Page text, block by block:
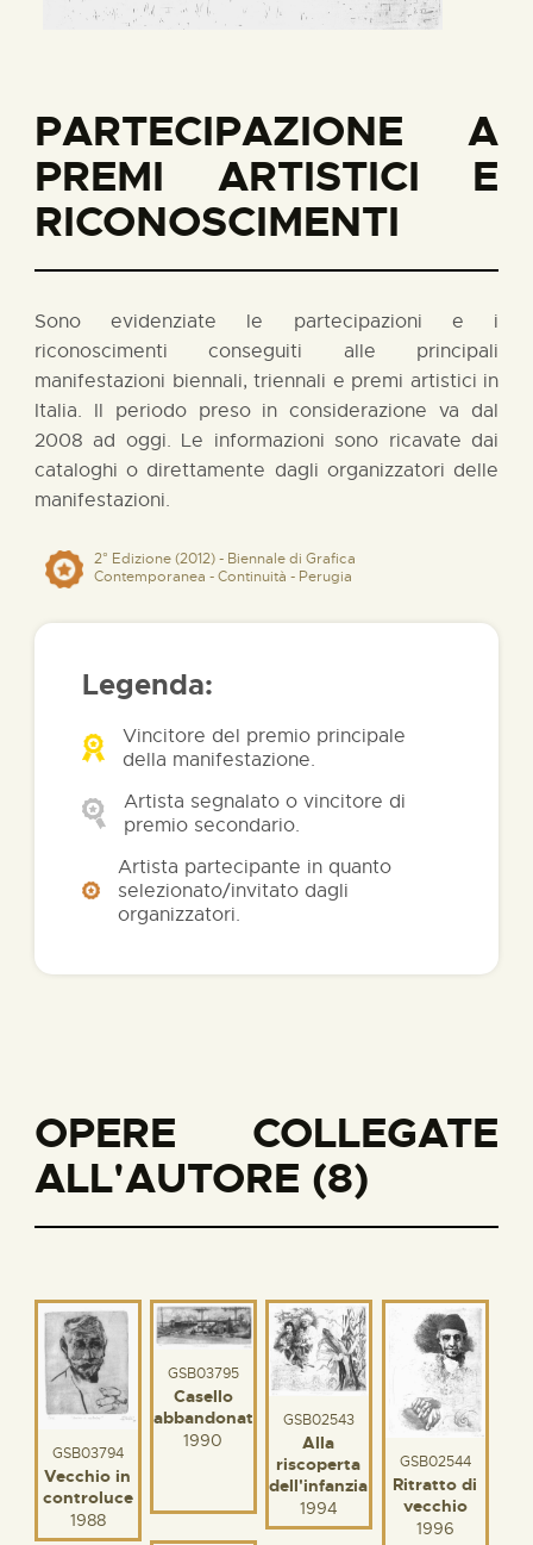
PARTECIPAZIONE A
PREMI ARTISTICI E
RICONOSCIMENTI
Sono evidenziate le partecipazioni e i
riconoscimenti conseguiti alle principali
manifestazioni biennali, triennali e premi artistici in
Italia. Il periodo preso in considerazione va dal
2008 ad oggi. Le informazioni sono ricavate dai
cataloghi o direttamente dagli organizzatori delle
manifestazioni.
2° Edizione (2012) - Biennale di Grafica
Contemporanea - Continuità - Perugia
Legenda:
Vincitore del premio principale
della manifestazione.
Artista segnalato o vincitore di
premio secondario.
Artista partecipante in quanto
selezionato/invitato dagli
organizzatori.
OPERE COLLEGATE
ALL'AUTORE (8)
GSB03794
Vecchio in
controluce
1988
GSB03795
Casello
abbandonato
1990
GSB02543
Alla
riscoperta
dell'infanzia
1994
GSB02544
Ritratto di
vecchio
1996